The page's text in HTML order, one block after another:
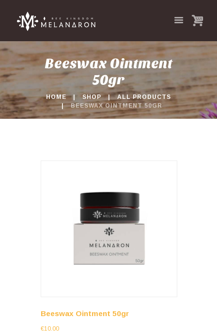
Beeswax Ointment
50gr
HOME SHOP
ALL PRODUCTS
BEESWAX OINTMENT 50GR
Beeswax Ointment 50gr
€10.00